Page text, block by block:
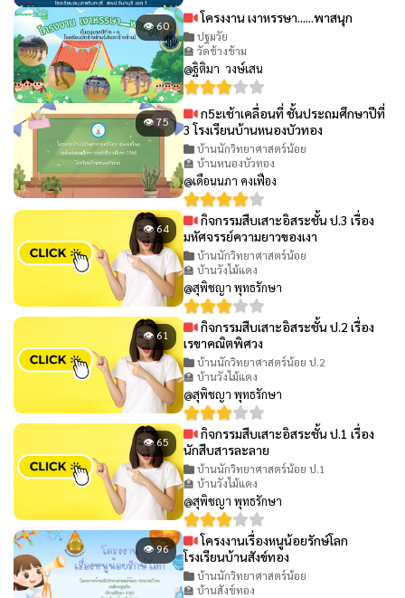
👁 60 โครงงาน เงาหรรษา......พาสนุก
ปฐมวัย
🏫 วัดช้างข้าม
@ฐิติมา วงษ์เสน
👁 75
ก5ะเช้าเคลื่อนที่ ชั้นประถมศึกษาปีที่
3 โรงเรียนบ้านหนองบัวทอง
บ้านนักวิทยาศาสตร์น้อย
🏫 บ้านหนองบัวทอง
@เดือนนภา คงเฟือง
👁 64
กิจกรรมสืบเสาะอิสระชั้น ป.3 เรื่อง
มหัศจรรย์ความยาวของเงา
บ้านนักวิทยาศาสตร์น้อย
🏫 บ้านวังไม้แดง
@สุพิชญา พุทธรักษา
👁 61
กิจกรรมสืบเสาะอิสระชั้น ป.2 เรื่อง
เรขาคณิตพิศวง
บ้านนักวิทยาศาสตร์น้อย ป.2
🏫 บ้านวังไม้แดง
@สุพิชญา พุทธรักษา
👁 65
กิจกรรมสืบเสาะอิสระชั้น ป.1 เรื่อง
นักสืบสารละลาย
บ้านนักวิทยาศาสตร์น้อย ป.1
🏫 บ้านวังไม้แดง
@สุพิชญา พุทธรักษา
👁 96
โครงงานเรื่องหนูน้อยรักษ์โลก
โรงเรียนบ้านสังข์ทอง
บ้านนักวิทยาศาสตร์น้อย
🏫 บ้านสังข์ทอง